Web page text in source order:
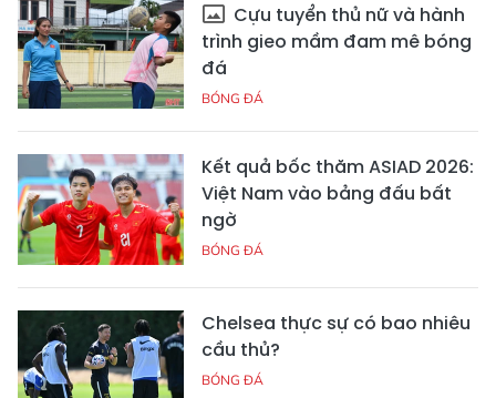
Cựu tuyển thủ nữ và hành
trình gieo mầm đam mê bóng
đá
BÓNG ĐÁ
Kết quả bốc thăm ASIAD 2026:
Việt Nam vào bảng đấu bất
ngờ
BÓNG ĐÁ
Chelsea thực sự có bao nhiêu
cầu thủ?
BÓNG ĐÁ